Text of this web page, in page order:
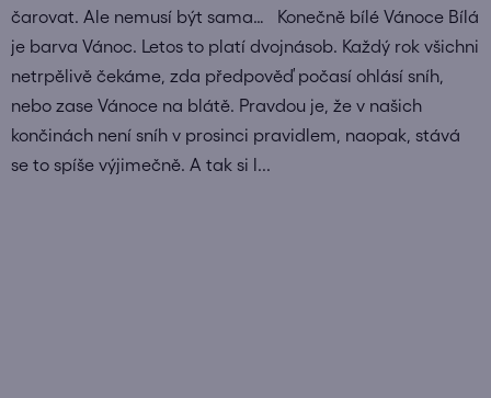
čarovat. Ale nemusí být sama… Konečně bílé Vánoce Bílá
je barva Vánoc. Letos to platí dvojnásob. Každý rok všichni
netrpělivě čekáme, zda předpověď počasí ohlásí sníh,
nebo zase Vánoce na blátě. Pravdou je, že v našich
končinách není sníh v prosinci pravidlem, naopak, stává
se to spíše výjimečně. A tak si l...